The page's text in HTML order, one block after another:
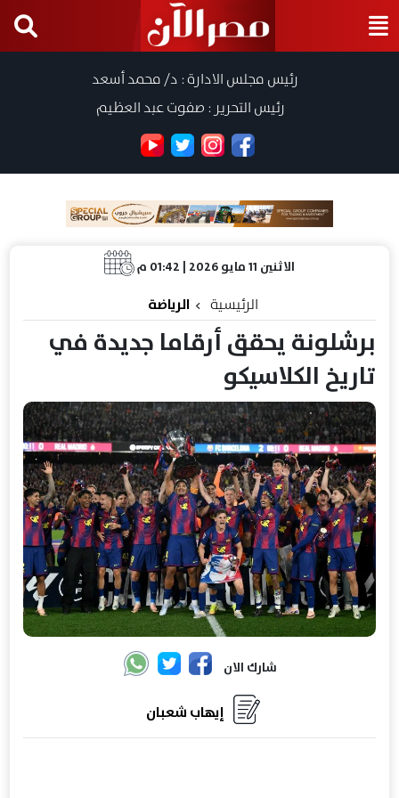
رئيس مجلس الادارة : د/ محمد أسعد
رئيس التحرير : صفوت عبد العظيم
الاثنين 11 مايو 2026 | 01:42 م
الرئيسية الرياضة
برشلونة يحقق أرقاما جديدة في
تاريخ الكلاسيكو
شارك الان
إيهاب شعبان